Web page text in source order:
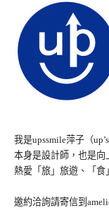
我是upssmile萍子（
本身是設計師，也是向
熱愛「旅」旅遊、「食
邀約洽詢請寄信到